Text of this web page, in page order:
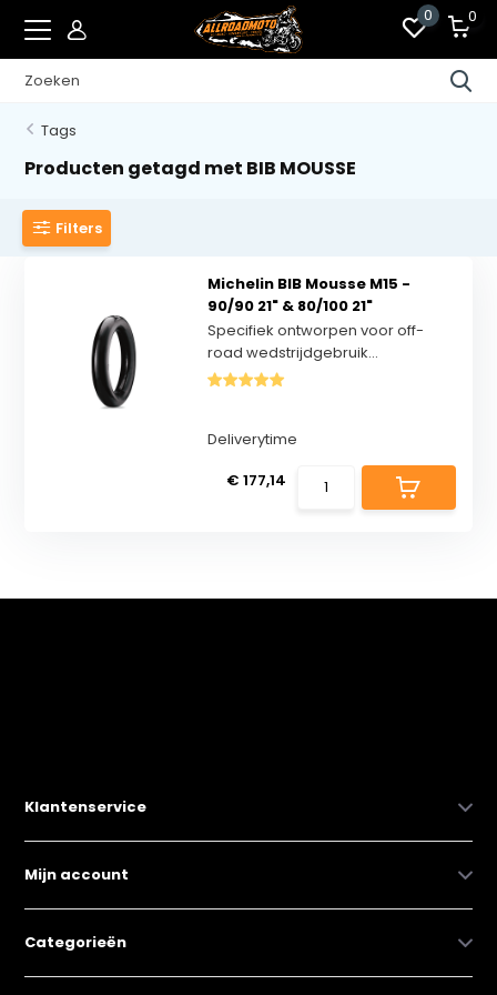
0 0
Tags
Producten getagd met BIB MOUSSE
Filters
Michelin BIB Mousse M15 -
90/90 21" & 80/100 21"
Specifiek ontworpen voor off-
road wedstrijdgebruik...
Deliverytime
€ 177,14
Klantenservice
Mijn account
Categorieën